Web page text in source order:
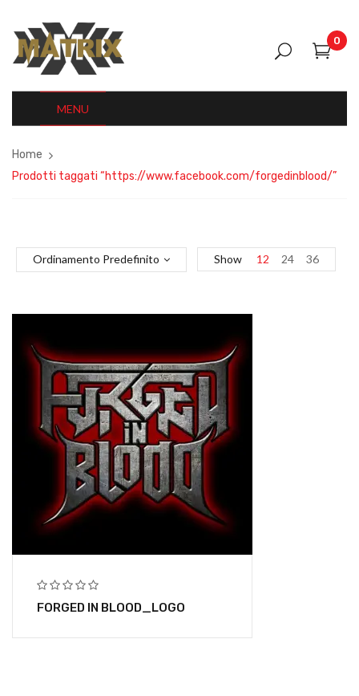
0
MENU
Home
Prodotti taggati “https://www.facebook.com/forgedinblood/”
Ordinamento Predefinito Show 12 24 36
FORGED IN BLOOD_LOGO